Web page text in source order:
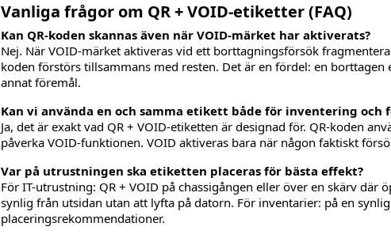
Vanliga frågor om QR + VOID-etiketter (FAQ)
Kan QR-koden skannas även när VOID-märket har aktiverats?
Nej. När VOID-märket aktiveras vid ett borttagningsförsök
koden förstörs tillsammans med resten. Det är en fördel: en borttagen
annat föremål.
Kan vi använda en och samma etikett både för inventering och
Ja, det är exakt vad QR + VOID-etiketten är designad för. QR-koden
påverka VOID-funktionen. VOID aktiveras bara när någon faktiskt
Var på utrustningen ska etiketten placeras för bästa effekt?
För IT-utrustning: QR + VOID på chassigången eller över en skärv där
synlig från utsidan utan att lyfta på datorn. För inventarier: på en
placeringsrekommendationer.